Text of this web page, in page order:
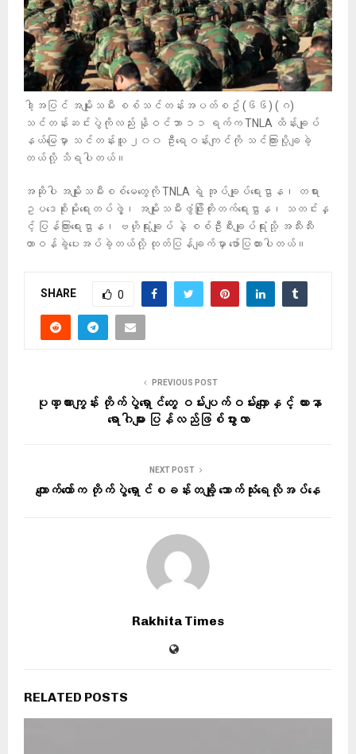
ဒါ့အပြင် အမျိုးသမီး စစ်သင်တန်းအပတ်စဥ် (၆၆) (ဂ)
သင်တန်းဆင်းပွဲကိုလည်း နိုဝင်ဘာ ၁၁ ရက်က TNLA ထိန်းချုပ်
နယ်မြေမှာ သင်တန်းသူ ၂၀၀ ဦးရေဝန်းကျင်ကို သင်ကြားပို့ချခဲ့
တယ်လို့ သိရပါတယ်။
အဆိုပါ အမျိုးသမီးစစ်မေတွေကို TNLA ရဲ့ အုပ်ချုပ်ရေးဌာန၊ တရား
ဥပဒေစိုးမိုးရေးတပ်ဖွဲ့၊ အမျိုးသမီးဖွံဖြိုးတိုးတက်ရေးဌာန၊ သတင်းနှ
င့် ပြန်ကြားရေးဌာန၊ ဗဟိုရုံးချုပ် နဲ့ စစ်ဦးစီးချုပ်ရုံးသို့ အသီးသီး
တာဝန်ခွဲပေးအပ်ခဲ့တယ်လို့ ထုတ်ပြန်ချက်မှာ ဖော်ပြထားပါတယ်။
SHARE 0
PREVIOUS POST
ပုဏ္ဏားကျွန်း တိုက်ပွဲရှောင်တွေ ဝမ်းပျက်ဝမ်းလျှောနှင့် ယားနာ
ရောဂါများ ပြန်လည်ဖြစ်ပွားလာ
NEXT POST
ကျောက်တော်က တိုက်ပွဲရှောင်စခန်းတချို့ သောက်သုံးရေလိုအပ်နေ
Rakhita Times
RELATED POSTS